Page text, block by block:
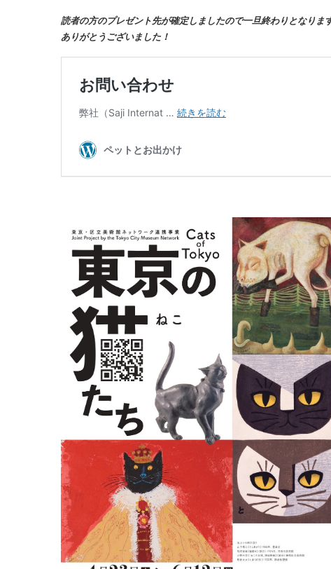
読者の方のプレゼント先が確定しましたので一旦終わりとなります
ありがとうございました！